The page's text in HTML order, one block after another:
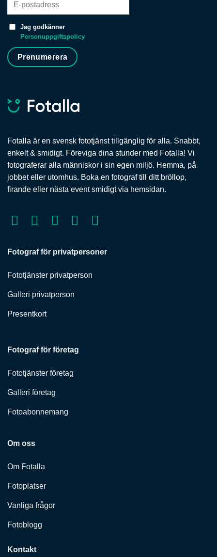
Jag godkänner
Personuppgiftspolicy
Prenumerera
Fotalla är en svensk fototjänst tillgänglig för alla. Snabbt,
enkelt & smidigt. Föreviga dina stunder med Fotalla! Vi
fotograferar alla människor i sin egen miljö. Hemma, på
jobbet eller utomhus. Boka en fotograf till ditt bröllop,
firande eller nästa event smidigt via hemsidan.
Fotograf för privatpersoner
Fototjänster privatperson
Galleri privatperson
Presentkort
Fotograf för företag
Fototjänster företag
Galleri företag
Fotoabonnemang
Om oss
Om Fotalla
Fotoplatser
Vanliga frågor
Fotoblogg
Kontakt